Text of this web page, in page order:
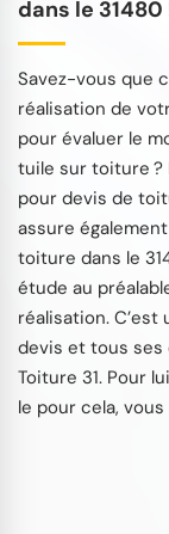
dans le 31480
Savez-vous que
réalisation de
pour évaluer le
tuile sur toiture ?
pour devis de
assure
toiture dans le
étude au
réalisation.
devis et tous ses
Toiture 31. Pour
le pour cela,